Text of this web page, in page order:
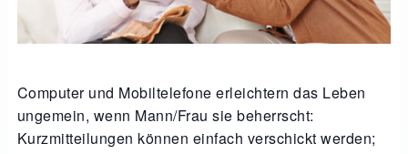
Computer und Mobiltelefone erleichtern das Leben
ungemein, wenn Mann/Frau sie beherrscht:
Kurzmitteilungen können einfach verschickt werden;